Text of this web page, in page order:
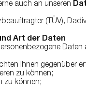
auch an unseren
(TÜV),
Art der Daten
Daten
Ihnen gegenüber
zu können;
zu können;